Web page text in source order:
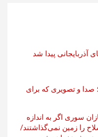
آذربایجانی پیدا شد
صدا و تصویری که برای
سوری اگر به اندازه
را زمین نمی‌گذاشتند/